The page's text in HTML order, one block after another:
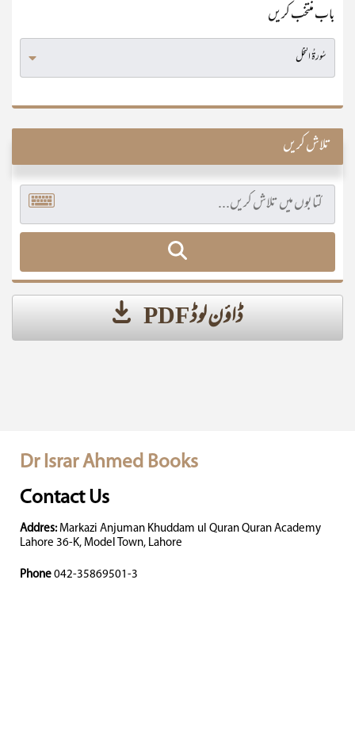
باب منتخب کریں
تلاش کریں
ڈاؤن لوڈ PDF
Dr Israr Ahmed Books
Contact Us
Addres: Markazi Anjuman Khuddam ul Quran Quran Academy
Lahore 36-K, Model Town, Lahore
Phone 042-35869501-3